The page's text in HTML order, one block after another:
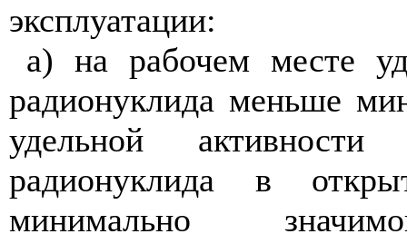
эксплуатации:
а) на рабочем месте
радионуклида меньше
удельной
радионуклида в
минимально